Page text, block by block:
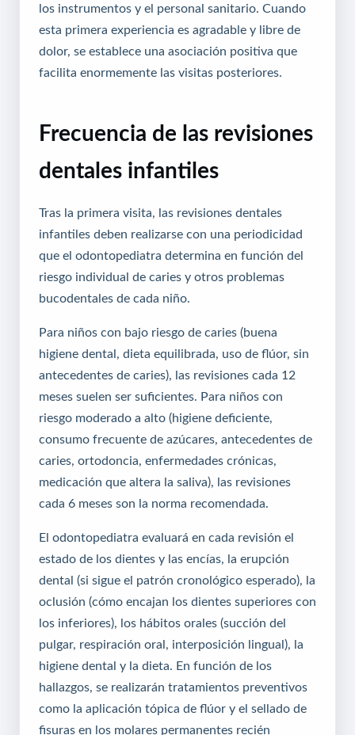
los instrumentos y el personal sanitario. Cuando
esta primera experiencia es agradable y libre de
dolor, se establece una asociación positiva que
facilita enormemente las visitas posteriores.
Frecuencia de las revisiones
dentales infantiles
Tras la primera visita, las revisiones dentales
infantiles deben realizarse con una periodicidad
que el odontopediatra determina en función del
riesgo individual de caries y otros problemas
bucodentales de cada niño.
Para niños con bajo riesgo de caries (buena
higiene dental, dieta equilibrada, uso de flúor, sin
antecedentes de caries), las revisiones cada 12
meses suelen ser suficientes. Para niños con
riesgo moderado a alto (higiene deficiente,
consumo frecuente de azúcares, antecedentes de
caries, ortodoncia, enfermedades crónicas,
medicación que altera la saliva), las revisiones
cada 6 meses son la norma recomendada.
El odontopediatra evaluará en cada revisión el
estado de los dientes y las encías, la erupción
dental (si sigue el patrón cronológico esperado), la
oclusión (cómo encajan los dientes superiores con
los inferiores), los hábitos orales (succión del
pulgar, respiración oral, interposición lingual), la
higiene dental y la dieta. En función de los
hallazgos, se realizarán tratamientos preventivos
como la aplicación tópica de flúor y el sellado de
fisuras en los molares permanentes recién